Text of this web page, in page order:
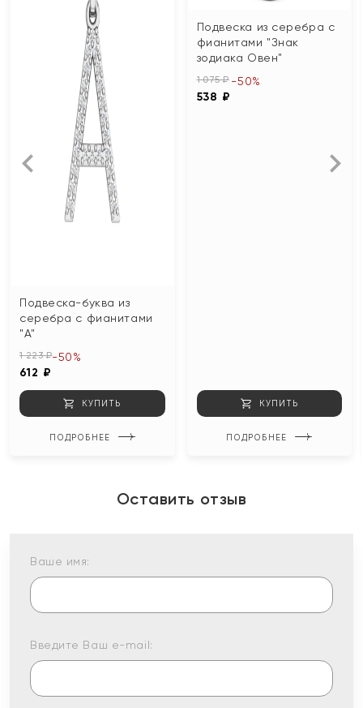
Подвеска-буква из
серебра с фианитами
"А"
1 223 ₽
612 ₽
-50%
КУПИТЬ
ПОДРОБНЕЕ
Подвеска из серебра с
фианитами "Знак
зодиака Овен"
1 075 ₽
538 ₽
-50%
КУПИТЬ
ПОДРОБНЕЕ
Оставить отзыв
Ваше имя:
Введите Ваш e-mail: